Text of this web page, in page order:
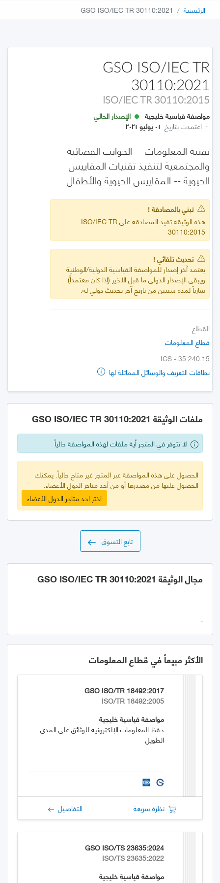
الرئيسية GSO ISO/IEC TR 30110:2021
GSO ISO/IEC TR
30110:2021
ISO/IEC TR 30110:2015
مواصفة قياسية خليجية
الإصدار الحالي
· اعتمدت بتاريخ ٠١ يوليو ٢٠٢١
تقنية المعلومات -- الجوانب القضائية
والمجتمعية لتنفيذ تقنيات المقاييس
الحيوية -- المقاييس الحيوية والأطفال
تبني بالمصادقة !
هذه الوثيقة تفيد المصادقة على ISO/IEC TR
30110:2015
تحديث تلقائي !
يعتمد آخر إصدار للمواصفة القياسية الدولية/الوطنية
ويبقى الإصدار الدولي ما قبل الأخير (إذا كان معتمداً)
سارياً لمدة سنتين من تاريخ آخر تحديث دولي له.
القطاع
قطاع المعلومات
ICS - 35.240.15
بطاقات التعريف والوسائل المماثلة لها
ملفات الوثيقة GSO ISO/IEC TR 30110:2021
لا تتوفر في المتجر أية ملفات لهذه المواصفة حالياً
الحصول على هذه المواصفة عبر المتجر غير متاح حالياً. يمكنك
الحصول عليها من مصدرها أو من أحد متاجر الدول الأعضاء.
اختر احد متاجر الدول الأعضاء
تابع التسوق
مجال الوثيقة GSO ISO/IEC TR 30110:2021
-
الأكثر مبيعاً في قطاع المعلومات
GSO ISO/TR 18492:2017
ISO/TR 18492:2005
مواصفة قياسية خليجية
حفظ المعلومات الإلكترونية للوثائق على المدى
الطويل
نظرة سريعة التفاصيل
GSO ISO/TS 23635:2024
ISO/TS 23635:2022
مواصفة قياسية خليجية